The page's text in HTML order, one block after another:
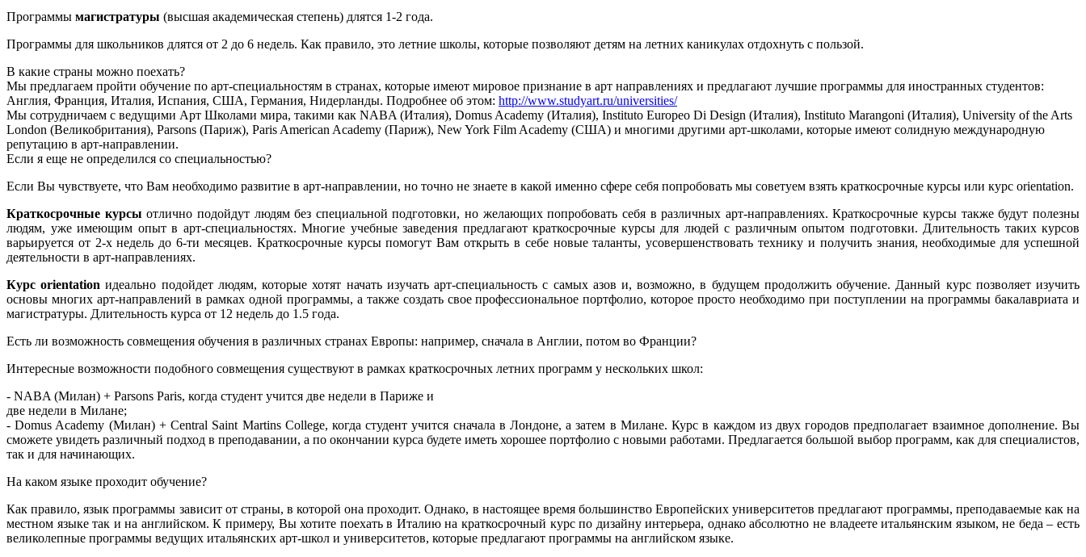
Программы магистратуры (высшая академическая степень) длятся 1-2 года.
Программы для школьников длятся от 2 до 6 недель. Как правило, это летние школы, которые позволяют детям на летних каникулах отдохнуть с пользой.
В какие страны можно поехать?
Мы предлагаем пройти обучение по арт-специальностям в странах, которые имеют мировое признание в арт направлениях и предлагают лучшие программы для иностранных студентов:
Англия, Франция, Италия, Испания, США, Германия, Нидерланды. Подробнее об этом: http://www.studyart.ru/universities/
Мы сотрудничаем с ведущими Арт Школами мира, такими как NABA (Италия), Domus Academy (Италия), Instituto Europeo Di Design (Италия), Instituto Marangoni (Италия), University of the Arts
London (Великобритания), Parsons (Париж), Paris American Academy (Париж), New York Film Academy (США) и многими другими арт-школами, которые имеют солидную международную
репутацию в арт-направлении.
Если я еще не определился со специальностью?
Если Вы чувствуете, что Вам необходимо развитие в арт-направлении, но точно не знаете в какой именно сфере себя попробовать мы советуем взять краткосрочные курсы или курс orientation.
Краткосрочные курсы отлично подойдут людям без специальной подготовки, но желающих попробовать себя в различных арт-направлениях. Краткосрочные курсы также будут полезны
людям, уже имеющим опыт в арт-специальностях. Многие учебные заведения предлагают краткосрочные курсы для людей с различным опытом подготовки. Длительность таких курсов
варьируется от 2-х недель до 6-ти месяцев. Краткосрочные курсы помогут Вам открыть в себе новые таланты, усовершенствовать технику и получить знания, необходимые для успешной
деятельности в арт-направлениях.
Курс orientation идеально подойдет людям, которые хотят начать изучать арт-специальность с самых азов и, возможно, в будущем продолжить обучение. Данный курс позволяет изучить
основы многих арт-направлений в рамках одной программы, а также создать свое профессиональное портфолио, которое просто необходимо при поступлении на программы бакалавриата и
магистратуры. Длительность курса от 12 недель до 1.5 года.
Есть ли возможность совмещения обучения в различных странах Европы: например, сначала в Англии, потом во Франции?
Интересные возможности подобного совмещения существуют в рамках краткосрочных летних программ у нескольких школ:
- NABA (Милан) + Parsons Paris, когда студент учится две недели в Париже и
две недели в Милане;
- Domus Academy (Милан) + Central Saint Martins College, когда студент учится сначала в Лондоне, а затем в Милане. Курс в каждом из двух городов предполагает взаимное дополнение. Вы
сможете увидеть различный подход в преподавании, а по окончании курса будете иметь хорошее портфолио с новыми работами. Предлагается большой выбор программ, как для специалистов,
так и для начинающих.
На каком языке проходит обучение?
Как правило, язык программы зависит от страны, в которой она проходит. Однако, в настоящее время большинство Европейских университетов предлагают программы, преподаваемые как на
местном языке так и на английском. К примеру, Вы хотите поехать в Италию на краткосрочный курс по дизайну интерьера, однако абсолютно не владеете итальянским языком, не беда – есть
великолепные программы ведущих итальянских арт-школ и университетов, которые предлагают программы на английском языке.